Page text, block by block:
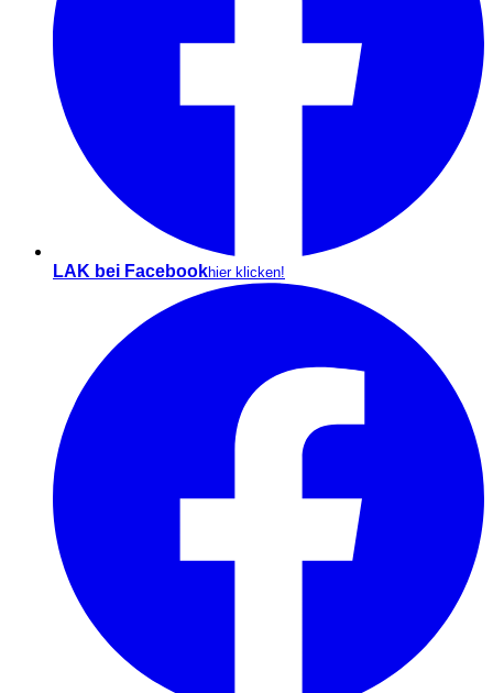
LAK bei Facebookhier klicken!